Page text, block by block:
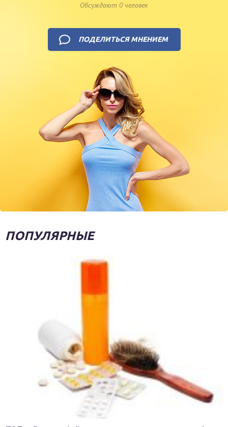
Обсуждают 0 человек
ПОДЕЛИТЬСЯ МНЕНИЕМ
ПОПУЛЯРНЫЕ